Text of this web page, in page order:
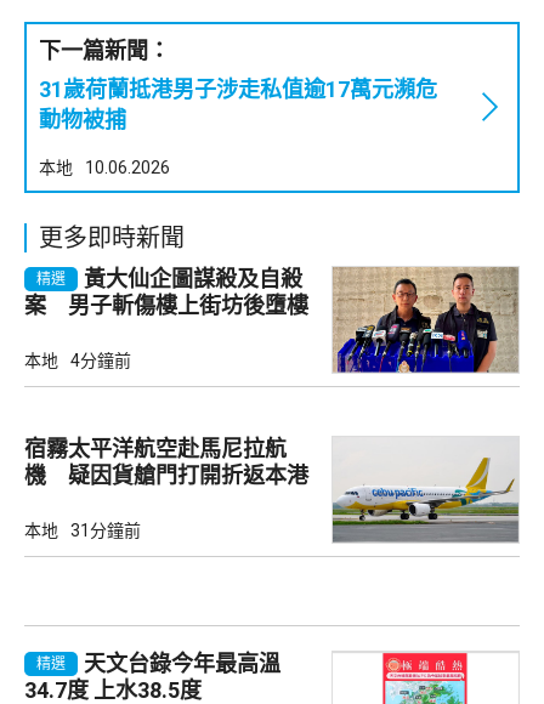
下一篇新聞：
31歲荷蘭抵港男子涉走私值逾17萬元瀕危
動物被捕
本地 10.06.2026
更多即時新聞
精選
黃大仙企圖謀殺及自殺
案 男子斬傷樓上街坊後墮樓
本地 4分鐘前
宿霧太平洋航空赴馬尼拉航
機 疑因貨艙門打開折返本港
本地 31分鐘前
精選
天文台錄今年最高溫
34.7度 上水38.5度